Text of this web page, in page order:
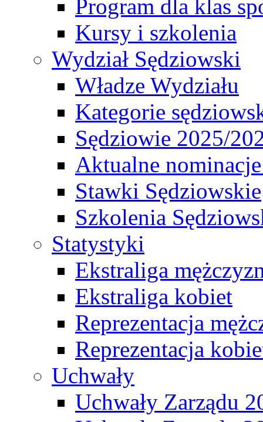
Program dla klas
Kursy i szkolenia
Wydział Sędziowski
Władze Wydziału
Kategorie
Sędziowie 2025/
Aktualne
Stawki Sędziowskie
Szkolenia
Statystyki
Ekstraliga
Ekstraliga kobiet
Reprezentacja
Reprezentacja
Uchwały
Uchwały Zarządu